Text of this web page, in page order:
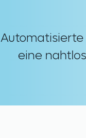
Automatisierte
eine